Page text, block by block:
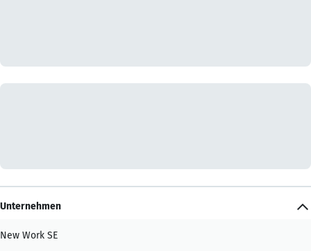
Unternehmen
New Work SE